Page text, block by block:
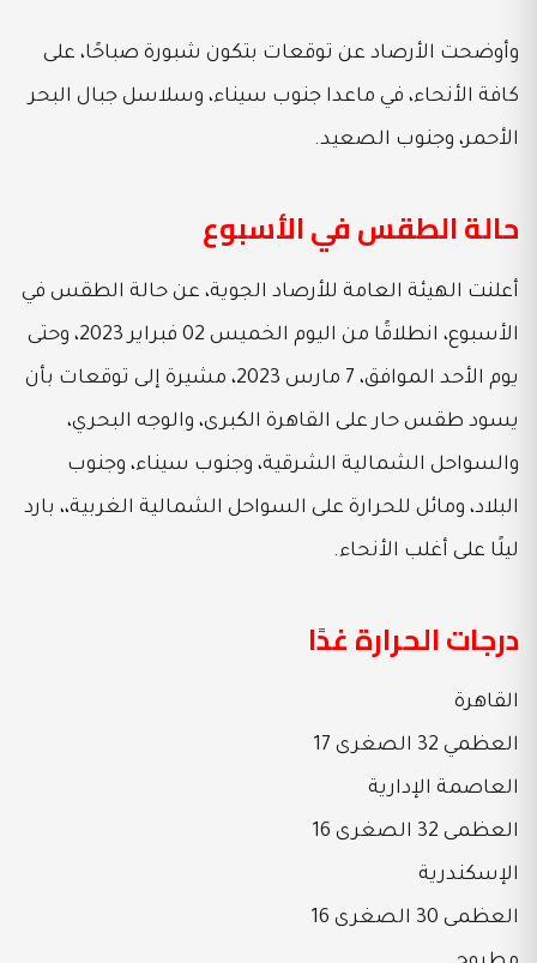
وأوضحت الأرصاد عن توقعات بتكون شبورة صباحًا، على
كافة الأنحاء، في ماعدا جنوب سيناء، وسلاسل جبال البحر
الأحمر، وجنوب الصعيد.
حالة الطقس في الأسبوع
أعلنت الهيئة العامة للأرصاد الجوية، عن حالة الطقس في
الأسبوع، انطلاقًا من اليوم الخميس 02 فبراير 2023، وحتى
يوم الأحد الموافق، 7 مارس 2023، مشيرة إلى توقعات بأن
يسود طقس حار على القاهرة الكبرى، والوجه البحري،
والسواحل الشمالية الشرقية، وجنوب سيناء، وجنوب
البلاد، ومائل للحرارة على السواحل الشمالية الغربية،، بارد
ليلًا على أغلب الأنحاء.
درجات الحرارة غدًا
القاهرة
العظمي 32 الصغرى 17
العاصمة الإدارية
العظمى 32 الصغرى 16
الإسكندرية
العظمى 30 الصغرى 16